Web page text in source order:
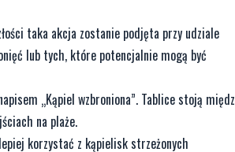
taka akcja zostanie podjęta przy udziale
lub tych, które potencjalnie mogą być
„Kąpiel wzbroniona”. Tablice stoją
na plaże.
korzystać z kąpielisk strzeżonych